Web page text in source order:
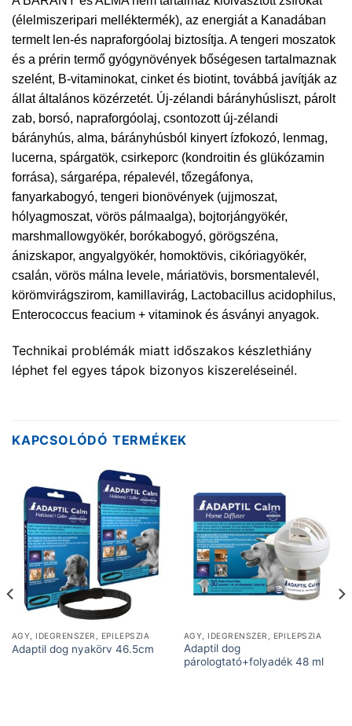
(élelmiszeripari melléktermék), az energiát a Kanadában
termelt len-és napraforgóolaj biztosítja. A tengeri moszatok
és a prérin termő gyógynövények bőségesen tartalmaznak
szelént, B-vitaminokat, cinket és biotint, továbbá javítják az
állat általános közérzetét. Új-zélandi bárányhúsliszt, párolt
zab, borsó, napraforgóolaj, csontozott új-zélandi
bárányhús, alma, bárányhúsból kinyert ízfokozó, lenmag,
lucerna, spárgatök, csirkeporc (kondroitin és glükózamin
forrása), sárgarépa, répalevél, tőzegáfonya,
fanyarkabogyó, tengeri bionövények (ujjmoszat,
hólyagmoszat, vörös pálmaalga), bojtorjángyökér,
marshmallowgyökér, borókabogyó, görögszéna,
ánizskapor, angyalgyökér, homoktövis, cikóriagyökér,
csalán, vörös málna levele, máriatövis, borsmentalevél,
körömvirágszirom, kamillavirág, Lactobacillus acidophilus,
Enterococcus feacium + vitaminok és ásványi anyagok.
Technikai problémák miatt időszakos készlethiány
léphet fel egyes tápok bizonyos kiszereléseinél.
KAPCSOLÓDÓ TERMÉKEK
AGY, IDEGRENSZER, EPILEPSZIA
Adaptil dog nyakörv 46.5cm
AGY, IDEGRENSZER, EPILEPSZIA
Adaptil dog
párologtató+folyadék 48 ml